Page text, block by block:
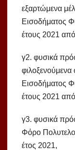
εξαρτώμενα
Εισοδήματος
έτους 2021
γ2. φυσικά
Εισοδήματος
έτους 2021
γ3. φυσικά
Φόρο
έτος 2021,